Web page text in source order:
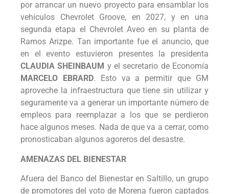
por arrancar un nuevo proyecto para ensamblar los
vehículos Chevrolet Groove, en 2027, y en una
segunda etapa el Chevrolet Aveo en su planta de
Ramos Arizpe. Tan importante fue el anuncio, que
en el evento estuvieron presentes la presidenta
CLAUDIA SHEINBAUM y el secretario de Economía
MARCELO EBRARD. Esto va a permitir que GM
aproveche la infraestructura que tiene sin utilizar y
seguramente va a generar un importante número de
empleos para reemplazar a los que se perdieron
hace algunos meses. Nada de que va a cerrar, como
pronosticaban algunos agoreros del desastre.
AMENAZAS DEL BIENESTAR
Afuera del Banco del Bienestar en Saltillo, un grupo
de promotores del voto de Morena fueron captados